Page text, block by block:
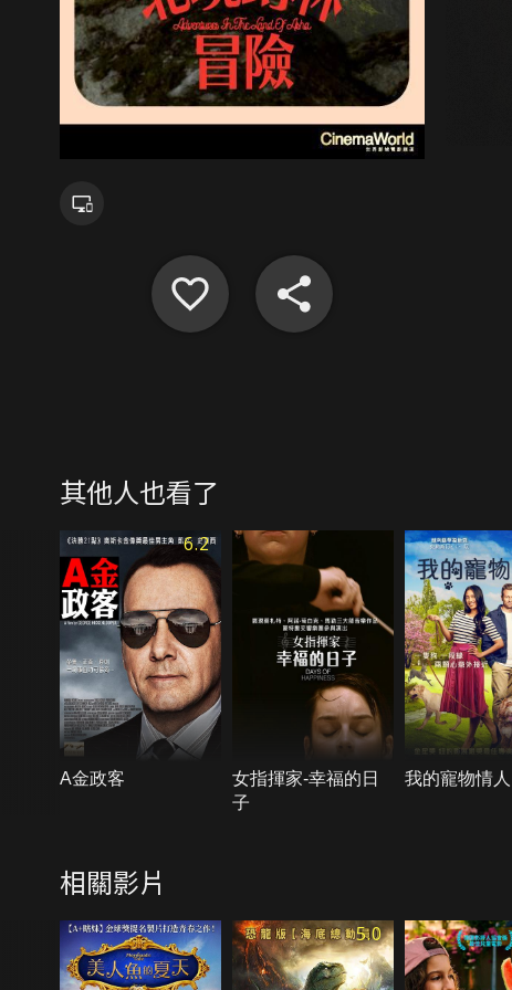
其他人也看了
6.2
A金政客
女指揮家-幸福的日
子
我的寵物情人
相關影片
5.0